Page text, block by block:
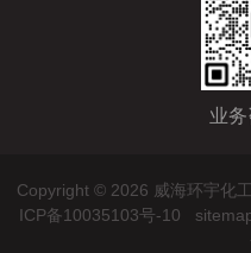
业
Copyright © 2026 威海环宇化
ICP备10035103号-10